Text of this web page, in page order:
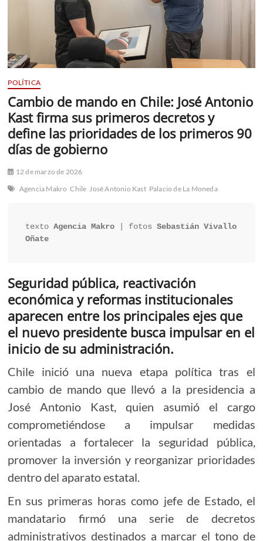
POLÍTICA
Cambio de mando en Chile: José Antonio
Kast firma sus primeros decretos y
define las prioridades de los primeros 90
días de gobierno
12 de marzo de 2026
Agencia Makro Chile José Antonio Kast Palacio de La Moneda
texto Agencia Makro | fotos Sebastián Vivallo
Oñate
Seguridad pública, reactivación
económica y reformas institucionales
aparecen entre los principales ejes que
el nuevo presidente busca impulsar en el
inicio de su administración.
Chile inició una nueva etapa política tras el
cambio de mando que llevó a la presidencia a
José Antonio Kast, quien asumió el cargo
comprometiéndose a impulsar medidas
orientadas a fortalecer la seguridad pública,
promover la inversión y reorganizar prioridades
dentro del aparato estatal.
En sus primeras horas como jefe de Estado, el
mandatario firmó una serie de decretos
administrativos destinados a marcar el tono de